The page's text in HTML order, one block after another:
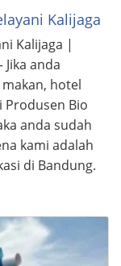
Kalijaga
Kalijaga |
Jika anda
hotel
Produsen Bio
anda sudah
kami adalah
di Bandung.